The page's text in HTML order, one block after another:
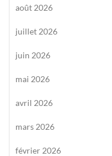
août 2026
juillet 2026
juin 2026
mai 2026
avril 2026
mars 2026
février 2026